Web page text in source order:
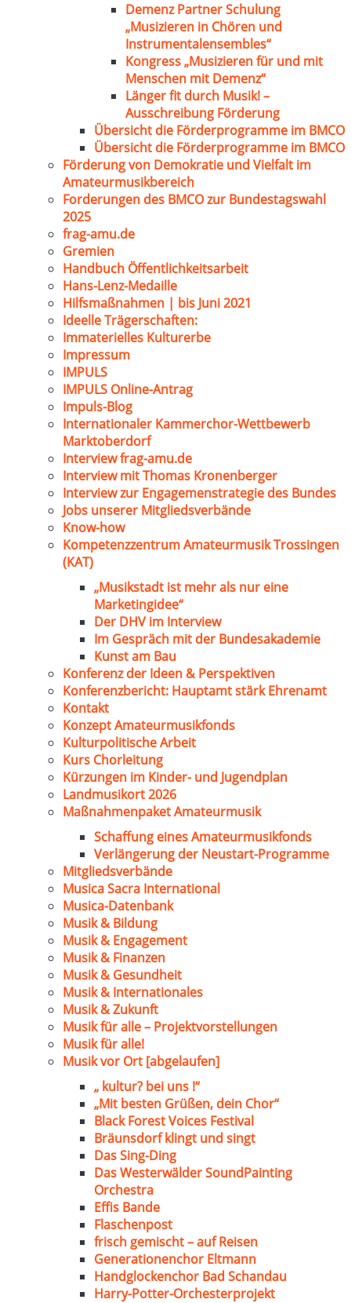
Demenz Partner Schulung
„Musizieren in Chören und
Instrumentalensembles“
Kongress „Musizieren für und mit
Menschen mit Demenz“
Länger fit durch Musik! –
Ausschreibung Förderung
Übersicht die Förderprogramme im BMCO
Übersicht die Förderprogramme im BMCO
Förderung von Demokratie und Vielfalt im
Amateurmusikbereich
Forderungen des BMCO zur Bundestagswahl
2025
frag-amu.de
Gremien
Handbuch Öffentlichkeitsarbeit
Hans-Lenz-Medaille
Hilfsmaßnahmen | bis Juni 2021
Ideelle Trägerschaften:
Immaterielles Kulturerbe
Impressum
IMPULS
IMPULS Online-Antrag
Impuls-Blog
Internationaler Kammerchor-Wettbewerb
Marktoberdorf
Interview frag-amu.de
Interview mit Thomas Kronenberger
Interview zur Engagemenstrategie des Bundes
Jobs unserer Mitgliedsverbände
Know-how
Kompetenzzentrum Amateurmusik Trossingen
(KAT)
„Musikstadt ist mehr als nur eine
Marketingidee“
Der DHV im Interview
Im Gespräch mit der Bundesakademie
Kunst am Bau
Konferenz der Ideen & Perspektiven
Konferenzbericht: Hauptamt stärk Ehrenamt
Kontakt
Konzept Amateurmusikfonds
Kulturpolitische Arbeit
Kurs Chorleitung
Kürzungen im Kinder- und Jugendplan
Landmusikort 2026
Maßnahmenpaket Amateurmusik
Schaffung eines Amateurmusikfonds
Verlängerung der Neustart-Programme
Mitgliedsverbände
Musica Sacra International
Musica-Datenbank
Musik & Bildung
Musik & Engagement
Musik & Finanzen
Musik & Gesundheit
Musik & Internationales
Musik & Zukunft
Musik für alle – Projektvorstellungen
Musik für alle!
Musik vor Ort [abgelaufen]
„ kultur? bei uns !“
„Mit besten Grüßen, dein Chor“
Black Forest Voices Festival
Bräunsdorf klingt und singt
Das Sing-Ding
Das Westerwälder SoundPainting
Orchestra
Effis Bande
Flaschenpost
frisch gemischt – auf Reisen
Generationenchor Eltmann
Handglockenchor Bad Schandau
Harry-Potter-Orchesterprojekt